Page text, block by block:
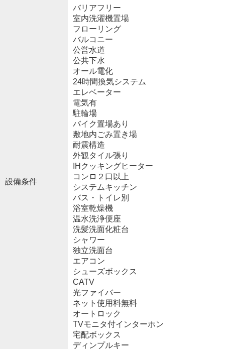
設備条件
バリアフリー
室内洗濯機置場
フローリング
バルコニー
公営水道
公共下水
オール電化
24時間換気システム
エレベーター
電気有
駐輪場
バイク置場あり
敷地内ごみ置き場
耐震構造
外観タイル張り
IHクッキングヒーター
コンロ２口以上
システムキッチン
バス・トイレ別
浴室乾燥機
温水洗浄便座
洗髪洗面化粧台
シャワー
独立洗面台
エアコン
シューズボックス
CATV
光ファイバー
ネット使用料無料
オートロック
TVモニタ付インターホン
宅配ボックス
ディンプルキー